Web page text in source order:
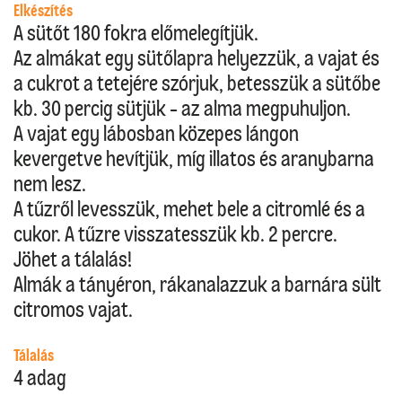
Elkészítés
A sütőt 180 fokra előmelegítjük.
Az almákat egy sütőlapra helyezzük, a vajat és
a cukrot a tetejére szórjuk, betesszük a sütőbe
kb. 30 percig sütjük - az alma megpuhuljon.
A vajat egy lábosban közepes lángon
kevergetve hevítjük, míg illatos és aranybarna
nem lesz.
A tűzről levesszük, mehet bele a citromlé és a
cukor. A tűzre visszatesszük kb. 2 percre.
Jöhet a tálalás!
Almák a tányéron, rákanalazzuk a barnára sült
citromos vajat.
Tálalás
4 adag